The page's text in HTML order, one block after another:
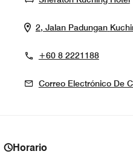
2, Jalan Padungan
+60 8 2221188
Correo Electrónico De
Horario